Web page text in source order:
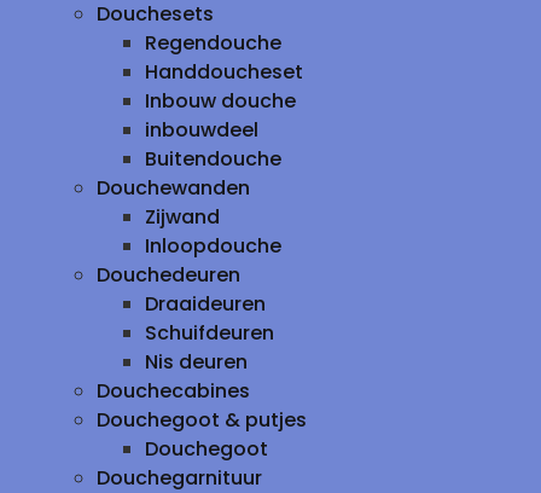
Douchesets
Regendouche
Handdoucheset
Inbouw douche
inbouwdeel
Buitendouche
Douchewanden
Zijwand
Inloopdouche
Douchedeuren
Draaideuren
Schuifdeuren
Nis deuren
Douchecabines
Douchegoot & putjes
Douchegoot
Douchegarnituur